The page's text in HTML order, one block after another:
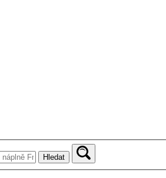
Hledat